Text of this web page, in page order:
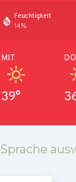
Feuchtigkeit
14%
MIT
39°
Sprache